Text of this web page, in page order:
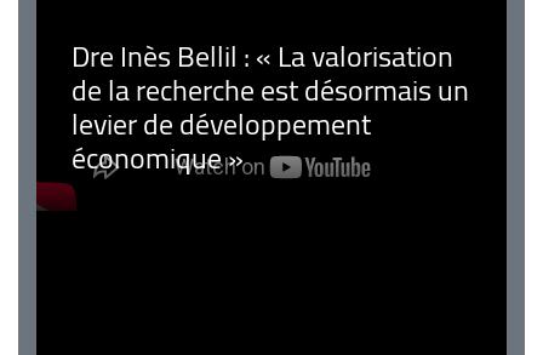
Dre Inès Bellil : « La valorisation
de la recherche est désormais un
levier de développement
économique »